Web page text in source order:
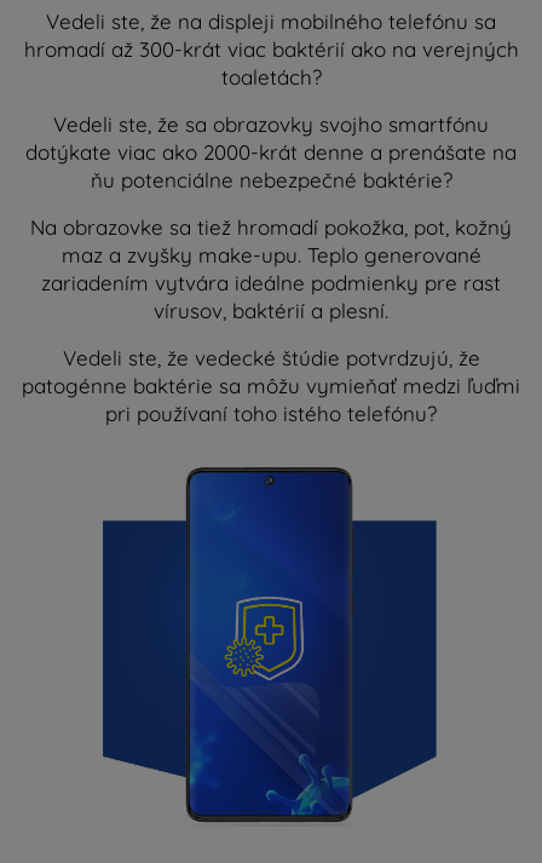
Vedeli ste, že na displeji mobilného telefónu sa
hromadí až 300-krát viac baktérií ako na verejných
toaletách?
Vedeli ste, že sa obrazovky svojho smartfónu
dotýkate viac ako 2000-krát denne a prenášate na
ňu potenciálne nebezpečné baktérie?
Na obrazovke sa tiež hromadí pokožka, pot, kožný
maz a zvyšky make-upu. Teplo generované
zariadením vytvára ideálne podmienky pre rast
vírusov, baktérií a plesní.
Vedeli ste, že vedecké štúdie potvrdzujú, že
patogénne baktérie sa môžu vymieňať medzi ľuďmi
pri používaní toho istého telefónu?